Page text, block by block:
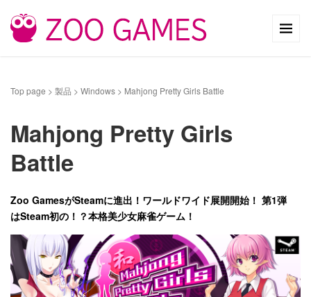
Top page > 製品 > Windows > Mahjong Pretty Girls Battle
Mahjong Pretty Girls
Battle
Zoo GamesがSteamに進出！ワールドワイド展開開始！ 第1弾
はSteam初の！？本格美少女麻雀ゲーム！